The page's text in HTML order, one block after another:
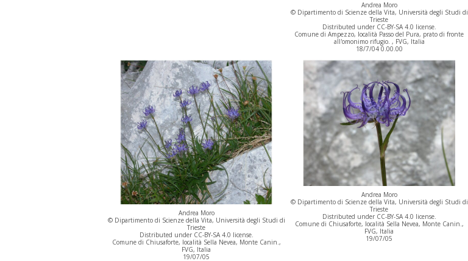
Andrea Moro
© Dipartimento di Scienze della Vita, Università degli Studi di
Trieste
Distributed under CC-BY-SA 4.0 license.
Comune di Ampezzo, località Passo del Pura, prato di fronte
all'omonimo rifugio. , FVG, Italia
18/7/04 0.00.00
Andrea Moro
© Dipartimento di Scienze della Vita, Università degli Studi di
Trieste
Distributed under CC-BY-SA 4.0 license.
Comune di Chiusaforte, località Sella Nevea, Monte Canin.,
FVG, Italia
19/07/05
Andrea Moro
© Dipartimento di Scienze della Vita, Università degli Studi di
Trieste
Distributed under CC-BY-SA 4.0 license.
Comune di Chiusaforte, località Sella Nevea, Monte Canin.,
FVG, Italia
19/07/05